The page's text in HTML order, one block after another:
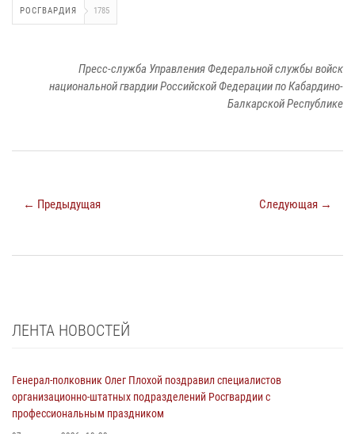
РОСГВАРДИЯ 1785
Пресс-служба Управления Федеральной службы войск
национальной гвардии Российской Федерации по Кабардино-
Балкарской Республике
← Предыдущая Следующая →
ЛЕНТА НОВОСТЕЙ
Генерал-полковник Олег Плохой поздравил специалистов
организационно-штатных подразделений Росгвардии с
профессиональным праздником